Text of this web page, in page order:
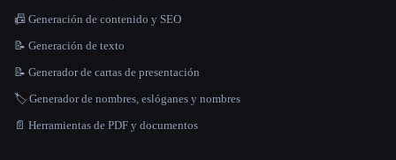
📠 Generación de contenido y SEO
📝 Generación de texto
📝 Generador de cartas de presentación
🏷️ Generador de nombres, eslóganes y nombres
📄 Herramientas de PDF y documentos